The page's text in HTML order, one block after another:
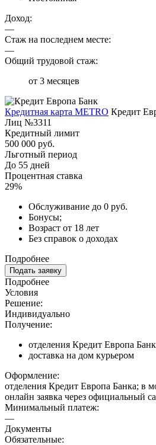
Доход:
—
Стаж на последнем месте:
—
Общий трудовой стаж:
от 3 месяцев
Кредитная карта METRO Кредит
Лиц №3311
Кредитный лимит
500 000 руб.
Льготный период
До 55 дней
Процентная ставка
29%
Обслуживание до 0 руб.
Бонусы;
Возраст от 18 лет
Без справок о доходах
Подробнее
Подать заявку
Подробнее
Условия
Решение:
Индивидуально
Получение:
отделения Кредит Европа
доставка на дом курьером
Оформление:
отделения Кредит Европа Банка; в
онлайн заявка через официальный
Минимальный платеж:
—
Документы
Обязательные: